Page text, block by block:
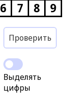
6 7 8 9
Проверить
Выделять
цифры